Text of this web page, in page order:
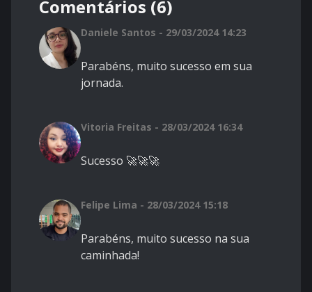
Comentários (6)
Daniele Santos - 29/03/2024 14:23
Parabéns, muito sucesso em sua
jornada.
Vitoria Freitas - 28/03/2024 16:34
Sucesso 🚀🚀🚀
Felipe Lima - 28/03/2024 15:18
Parabéns, muito sucesso na sua
caminhada!